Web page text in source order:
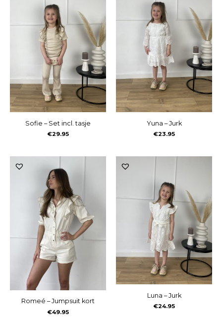
Sofie – Set incl. tasje
€29.95
Yuna – Jurk
€23.95
Romeé – Jumpsuit kort
€49.95
Luna – Jurk
€24.95